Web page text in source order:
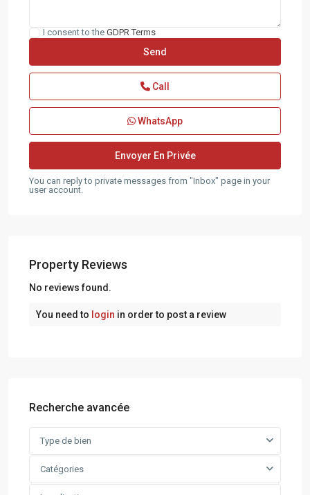
I consent to the GDPR Terms
Call
WhatsApp
You can reply to private messages from "Inbox" page in your
user account.
Property Reviews
No reviews found.
You need to login in order to post a review
Recherche avancée
Type de bien
Catégories